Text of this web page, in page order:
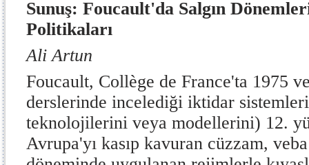
Sunuş: Foucault'da Salgın
Politikaları
Ali Artun
Foucault, Collège de France'ta 1975
derslerinde incelediği iktidar
teknolojilerini veya modellerini) 12.
Avrupa'yı kasıp kavuran cüzzam,